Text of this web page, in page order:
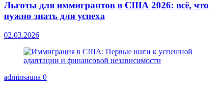
Льготы для иммигрантов в США 2026: всё, что
нужно знать для успеха
02.03.2026
adminsauna 0